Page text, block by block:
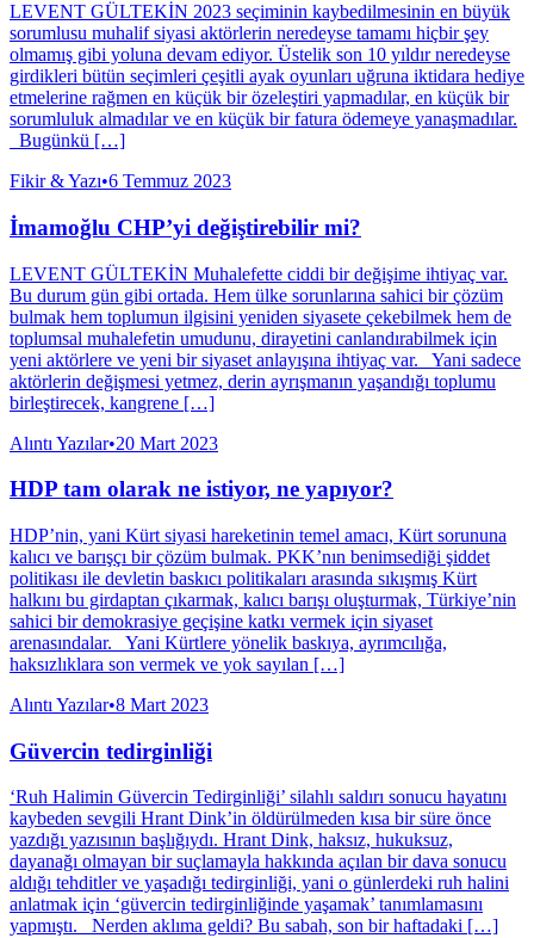
LEVENT GÜLTEKİN 2023 seçiminin kaybedilmesinin en büyük
sorumlusu muhalif siyasi aktörlerin neredeyse tamamı hiçbir şey
olmamış gibi yoluna devam ediyor. Üstelik son 10 yıldır neredeyse
girdikleri bütün seçimleri çeşitli ayak oyunları uğruna iktidara hediye
etmelerine rağmen en küçük bir özeleştiri yapmadılar, en küçük bir
sorumluluk almadılar ve en küçük bir fatura ödemeye yanaşmadılar.
Bugünkü […]
Fikir & Yazı•6 Temmuz 2023
İmamoğlu CHP’yi değiştirebilir mi?
LEVENT GÜLTEKİN Muhalefette ciddi bir değişime ihtiyaç var.
Bu durum gün gibi ortada. Hem ülke sorunlarına sahici bir çözüm
bulmak hem toplumun ilgisini yeniden siyasete çekebilmek hem de
toplumsal muhalefetin umudunu, dirayetini canlandırabilmek için
yeni aktörlere ve yeni bir siyaset anlayışına ihtiyaç var. Yani sadece
aktörlerin değişmesi yetmez, derin ayrışmanın yaşandığı toplumu
birleştirecek, kangrene […]
Alıntı Yazılar•20 Mart 2023
HDP tam olarak ne istiyor, ne yapıyor?
HDP’nin, yani Kürt siyasi hareketinin temel amacı, Kürt sorununa
kalıcı ve barışçı bir çözüm bulmak. PKK’nın benimsediği şiddet
politikası ile devletin baskıcı politikaları arasında sıkışmış Kürt
halkını bu girdaptan çıkarmak, kalıcı barışı oluşturmak, Türkiye’nin
sahici bir demokrasiye geçişine katkı vermek için siyaset
arenasındalar. Yani Kürtlere yönelik baskıya, ayrımcılığa,
haksızlıklara son vermek ve yok sayılan […]
Alıntı Yazılar•8 Mart 2023
Güvercin tedirginliği
‘Ruh Halimin Güvercin Tedirginliği’ silahlı saldırı sonucu hayatını
kaybeden sevgili Hrant Dink’in öldürülmeden kısa bir süre önce
yazdığı yazısının başlığıydı. Hrant Dink, haksız, hukuksuz,
dayanağı olmayan bir suçlamayla hakkında açılan bir dava sonucu
aldığı tehditler ve yaşadığı tedirginliği, yani o günlerdeki ruh halini
anlatmak için ‘güvercin tedirginliğinde yaşamak’ tanımlamasını
yapmıştı. Nerden aklıma geldi? Bu sabah, son bir haftadaki […]